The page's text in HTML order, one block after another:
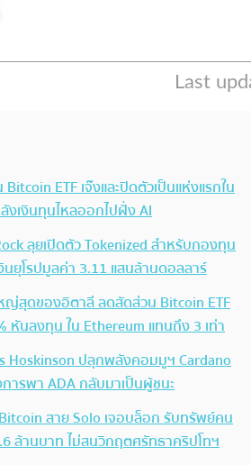
ETF เจ๊งและปิดตัวเป็นแห่งแรกใน
งเงินทุนไหลออกไปฝั่ง AI
ลุยเปิดตัว Tokenized สำหรับกองทุน
นยุโรปมูลค่า 3.11 แสนล้านดอลลาร์
ญ่สุดของอิตาลี ลดสัดส่วน Bitcoin ETF
หันลงทุน ใน Ethereum แทนถึง 3 เท่า
Hoskinson ปลุกพลังคอมมูฯ Cardano
ารพา ADA กลับมาเป็นผู้ชนะ
สาย Solo เจอบล็อก รับทรัพย์คน
ล้านบาท ไม่สนวิกฤตศรัทธาคริปโทฯ